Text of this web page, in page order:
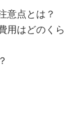
意点とは？
用はどのくら